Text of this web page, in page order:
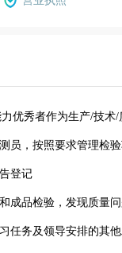
优秀者作为生产/技术
员，按照要求管理检
登记
成品检验，发现质量
任务及领导安排的其